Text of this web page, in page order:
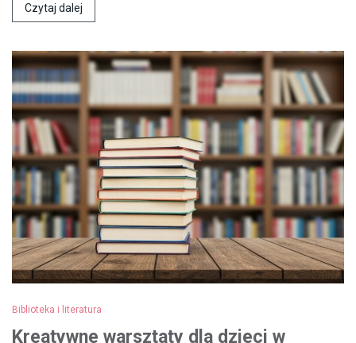
Czytaj dalej
Biblioteka i literatura
Kreatywne warsztaty dla dzieci w